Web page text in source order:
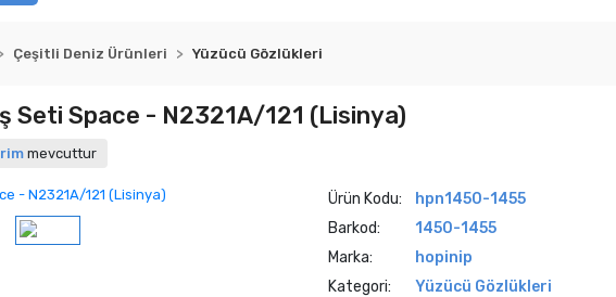
Çeşitli Deniz Ürünleri Yüzücü Gözlükleri
Seti Space - N2321A/121 (Lisinya)
mevcuttur
Ürün Kodu:
hpn1450-1455
Barkod:
1450-1455
Marka:
hopinip
Kategori:
Yüzücü Gözlükleri